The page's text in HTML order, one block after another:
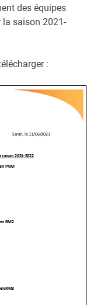
des équipes
la saison 2021-
: